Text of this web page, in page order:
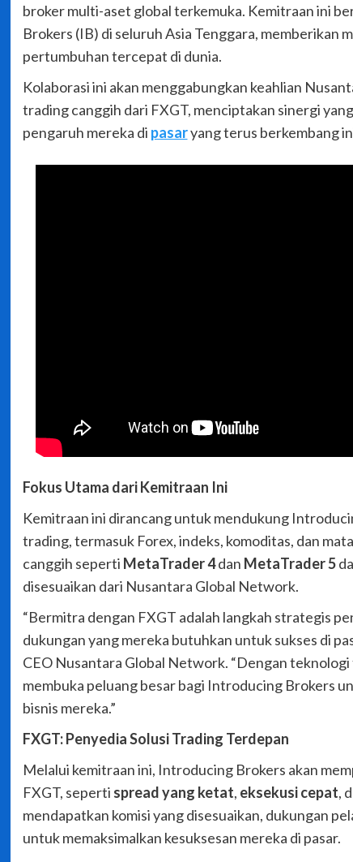
broker multi-aset global terkemuka. Kemitraan ini
Brokers (IB) di seluruh Asia Tenggara, memberikan
pertumbuhan tercepat di dunia.
Kolaborasi ini akan menggabungkan keahlian
trading canggih dari FXGT, menciptakan sinergi
pengaruh mereka di pasaryang terus berkembang
Fokus Utama dari Kemitraan Ini
Kemitraan ini dirancang untuk mendukung
trading, termasuk Forex, indeks, komoditas, dan
canggih seperti MetaTrader 4dan MetaTrader 5
disesuaikan dari Nusantara Global Network.
“Bermitra dengan FXGT adalah langkah strategis
dukungan yang mereka butuhkan untuk sukses di
CEO Nusantara Global Network. “Dengan
membuka peluang besar bagi Introducing Brokers
bisnis mereka.”
FXGT: Penyedia Solusi Trading Terdepan
Melalui kemitraan ini, Introducing Brokers akan
FXGT, seperti spread yang ketat, eksekusi cepat,
mendapatkan komisi yang disesuaikan, dukungan
untuk memaksimalkan kesuksesan mereka di pasar.